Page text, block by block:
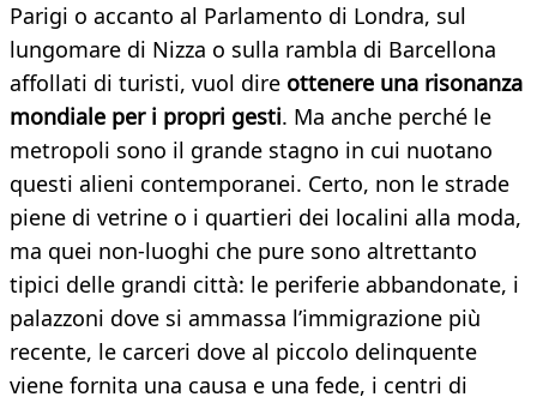
Parigi o accanto al Parlamento di Londra, sul
lungomare di Nizza o sulla rambla di Barcellona
affollati di turisti, vuol dire ottenere una risonanza
mondiale per i propri gesti. Ma anche perché le
metropoli sono il grande stagno in cui nuotano
questi alieni contemporanei. Certo, non le strade
piene di vetrine o i quartieri dei localini alla moda,
ma quei non-luoghi che pure sono altrettanto
tipici delle grandi città: le periferie abbandonate, i
palazzoni dove si ammassa l’immigrazione più
recente, le carceri dove al piccolo delinquente
viene fornita una causa e una fede, i centri di